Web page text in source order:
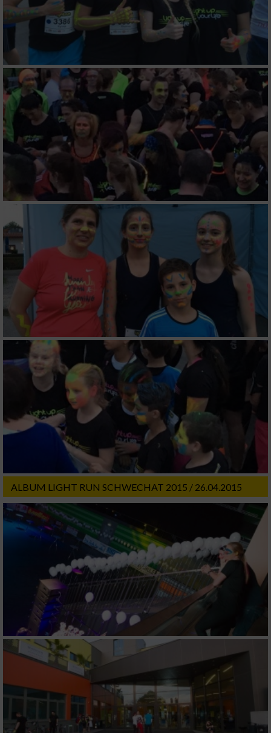
ALBUM LIGHT RUN SCHWECHAT 2015 / 26.04.2015
Analyse von Zielgruppen durch Statistiken
oder Kombinationen von Daten aus
verschiedenen Quellen
Entwicklung und Verbesserung der Angebote
Verwendung reduzierter Daten zur Auswahl
von Inhalten
IAB-Besonderheiten:
Verwendung genauer Standortdaten
Geräte anhand von aktiv angeforderten
Informationen identifizieren
Nicht-IAB-Verarbeitungszwecke:
Notwendig
Performance
Funktional
Werbung